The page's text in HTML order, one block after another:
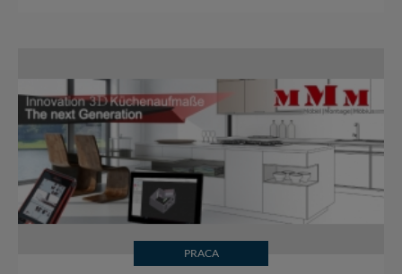
PRACA